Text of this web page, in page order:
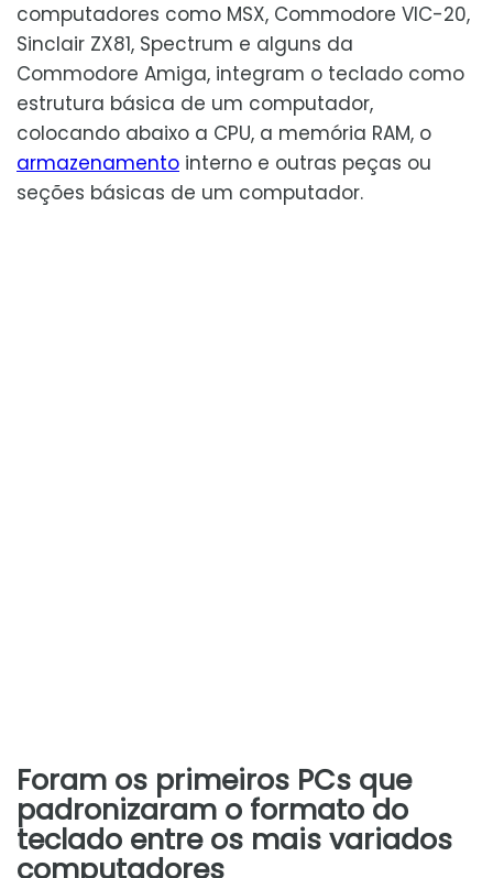
computadores como MSX, Commodore VIC-20,
Sinclair ZX81, Spectrum e alguns da
Commodore Amiga, integram o teclado como
estrutura básica de um computador,
colocando abaixo a CPU, a memória RAM, o
armazenamento interno e outras peças ou
seções básicas de um computador.
Foram os primeiros PCs que
padronizaram o formato do
teclado entre os mais variados
computadores